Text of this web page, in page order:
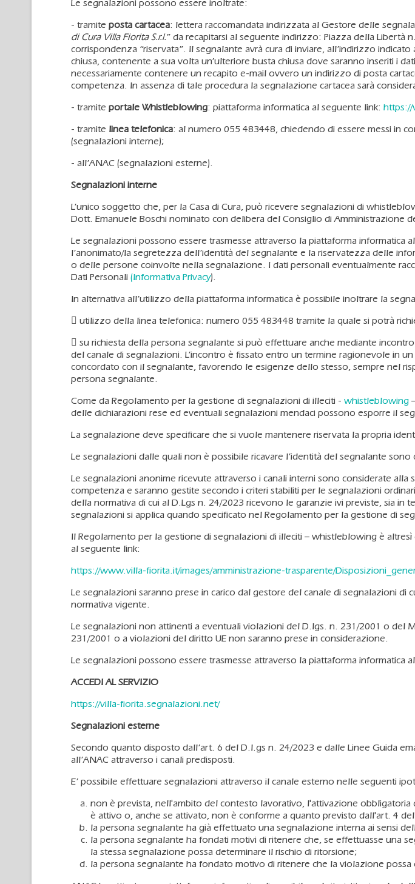
Le segnalazioni possono essere inoltrate:
- tramite posta cartacea: lettera raccomandata indirizzata al Gestore delle
di Cura Villa Fiorita S.r.l.” da recapitarsi al seguente indirizzo: Piazza della Libertà
corrispondenza “riservata”. Il segnalante avrà cura di inviare, all’indirizzo
chiusa, contenente a sua volta un’ulteriore busta chiusa dove saranno inseriti i
necessariamente contenere un recapito e-mail ovvero un indirizzo di posta
competenza. In assenza di tale procedura la segnalazione cartacea sarà
- tramite portale Whistleblowing: piattaforma informatica al seguente link:
- tramite linea telefonica: al numero 055 483448, chiedendo di essere messi in
(segnalazioni interne);
- all’ANAC (segnalazioni esterne).
Segnalazioni interne
L’unico soggetto che, per la Casa di Cura, può ricevere segnalazioni di
Dott. Emanuele Boschi nominato con delibera del Consiglio di Amministrazione
Le segnalazioni possono essere trasmesse attraverso la piattaforma informatica
l’anonimato/la segretezza dell’identità del segnalante e la riservatezza delle
o delle persone coinvolte nella segnalazione. I dati personali eventualmente
Dati Personali (Informativa Privacy).
In alternativa all’utilizzo della piattaforma informatica è possibile inoltrare la
 utilizzo della linea telefonica: numero 055 483448 tramite la quale si potrà
 su richiesta della persona segnalante si può effettuare anche mediante
del canale di segnalazioni. L’incontro è fissato entro un termine ragionevole in
concordato con il segnalante, favorendo le esigenze dello stesso, sempre nel
persona segnalante.
Come da Regolamento per la gestione di segnalazioni di illeciti - whistleblowing
delle dichiarazioni rese ed eventuali segnalazioni mendaci possono esporre il
La segnalazione deve specificare che si vuole mantenere riservata la propria
Le segnalazioni dalle quali non è possibile ricavare l’identità del segnalante sono
Le segnalazioni anonime ricevute attraverso i canali interni sono considerate
competenza e saranno gestite secondo i criteri stabiliti per le segnalazioni
della normativa di cui al D.Lgs n. 24/2023 ricevono le garanzie ivi previste, sia
segnalazioni si applica quando specificato nel Regolamento per la gestione di
Il Regolamento per la gestione di segnalazioni di illeciti – whistleblowing è
al seguente link:
https://www.villa-fiorita.it/images/amministrazione-trasparente/
Le segnalazioni saranno prese in carico dal gestore del canale di segnalazioni
normativa vigente.
Le segnalazioni non attinenti a eventuali violazioni del D.lgs. n. 231/2001 o
231/2001 o a violazioni del diritto UE non saranno prese in considerazione.
Le segnalazioni possono essere trasmesse attraverso la piattaforma informatica
ACCEDI AL SERVIZIO
https://villa-fiorita.segnalazioni.net/
Segnalazioni esterne
Secondo quanto disposto dall’art. 6 del D.l.gs n. 24/2023 e dalle Linee Guida
all’ANAC attraverso i canali predisposti.
E’ possibile effettuare segnalazioni attraverso il canale esterno nelle seguenti
non è prevista, nell'ambito del contesto lavorativo, l'attivazione
è attivo o, anche se attivato, non è conforme a quanto previsto dall'art. 4
la persona segnalante ha già effettuato una segnalazione interna ai sensi
la persona segnalante ha fondati motivi di ritenere che, se effettuasse una
la stessa segnalazione possa determinare il rischio di ritorsione;
la persona segnalante ha fondato motivo di ritenere che la violazione